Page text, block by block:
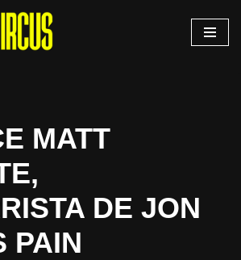
MATT
DE JON
PAIN